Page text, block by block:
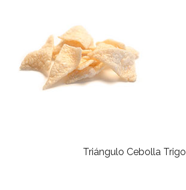
Triángulo Cebolla Trigo